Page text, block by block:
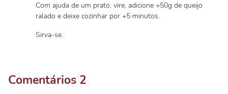
Com ajuda de um prato, vire, adicione +50g de queijo
ralado e deixe cozinhar por +5 minutos.
Sirva-se.
Comentários 2